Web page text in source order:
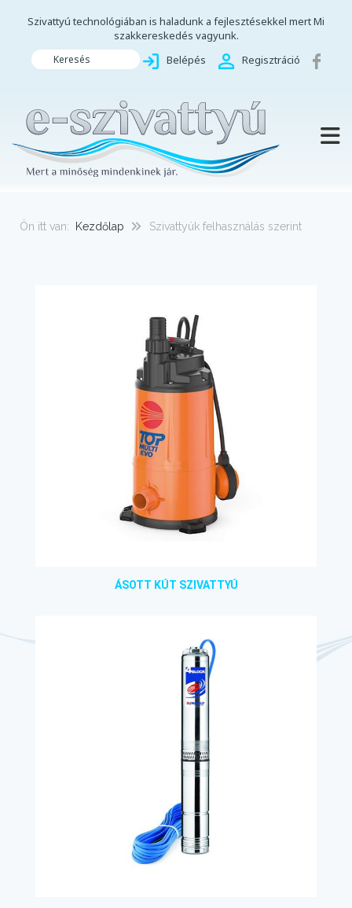
Szivattyú technológiában is haladunk a fejlesztésekkel mert Mi
szakkereskedés vagyunk.
Keresés Belépés Regisztráció
Ön itt van: Kezdőlap Szivattyúk felhasználás szerint
ÁSOTT KÚT SZIVATTYÚ